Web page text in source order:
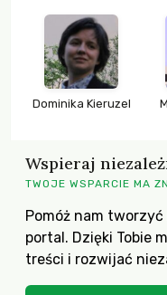
Dominika Kieruzel
Wspieraj
TWOJE WSPARCIE MA
Pomóż nam
portal. Dzięki Tobie
treści i rozwijać